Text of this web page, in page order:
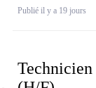
Publié il y a 19 jours